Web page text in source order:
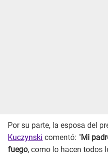
Por su parte, la esposa del
Kuczynski comentó: "Mi
fuego, como lo hacen todos